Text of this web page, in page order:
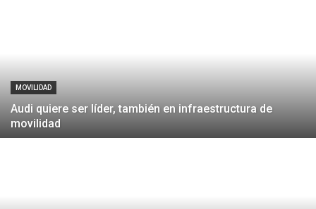
MOVILIDAD
Audi quiere ser líder, también en infraestructura de
movilidad